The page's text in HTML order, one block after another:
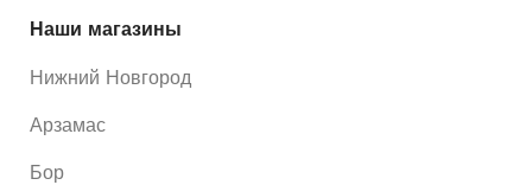
Наши магазины
Нижний Новгород
Арзамас
Бор